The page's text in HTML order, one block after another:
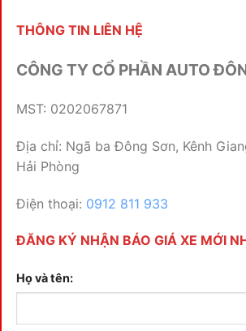
THÔNG TIN LIÊN HỆ
CÔNG TY CỔ PHẦN AUTO
MST: 0202067871
Địa chỉ: Ngã ba Đông Sơn, Kênh
Hải Phòng
Điện thoại: 0912 811 933
ĐĂNG KÝ NHẬN BÁO GIÁ XE MỚI
Họ và tên: